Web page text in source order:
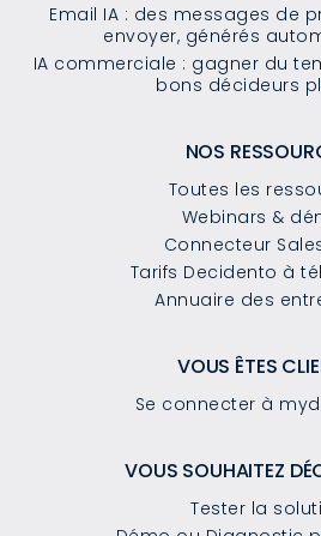
Email IA : des messages de
envoyer, générés
IA commerciale : gagner du
bons décideurs
NOS
Toutes les
Webinars &
Connecteur
Tarifs Decidento à
Annuaire des
VOUS ÊTES
Se connecter à
VOUS SOUHAITEZ
Tester la